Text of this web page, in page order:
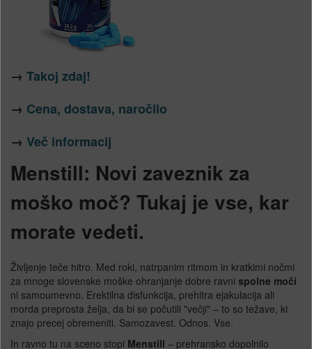
→ Takoj zdaj!
→ Cena, dostava, naročilo
→ Več informacij
Menstill: Novi zaveznik za
moško moč? Tukaj je vse, kar
morate vedeti.
Življenje teče hitro. Med roki, natrpanim ritmom in kratkimi nočmi
za mnoge slovenske moške ohranjanje dobre ravni spolne moči
ni samoumevno. Erektilna disfunkcija, prehitra ejakulacija ali
morda preprosta želja, da bi se počutili "večji" – to so težave, ki
znajo precej obremeniti. Samozavest. Odnos. Vse.
In ravno tu na sceno stopi Menstill – prehransko dopolnilo